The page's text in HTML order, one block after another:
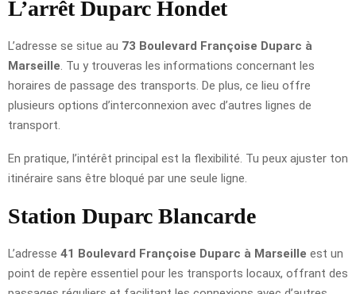
L’arrêt Duparc Hondet
L’adresse se situe au 73 Boulevard Françoise Duparc à
Marseille . Tu y trouveras les informations concernant les
horaires de passage des transports. De plus, ce lieu offre
plusieurs options d’interconnexion avec d’autres lignes de
transport.
En pratique, l’intérêt principal est la flexibilité. Tu peux ajuster ton
itinéraire sans être bloqué par une seule ligne.
Station Duparc Blancarde
L’adresse 41 Boulevard Françoise Duparc à Marseille est un
point de repère essentiel pour les transports locaux, offrant des